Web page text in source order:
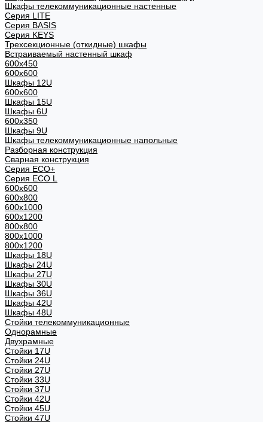
Шкафы телекоммуникационные настенные
Cерия LITE
Cерия BASIS
Cерия KEYS
Трехсекционные (откидные) шкафы
Встраиваемый настенный шкаф
600x450
600x600
Шкафы 12U
600x600
Шкафы 15U
Шкафы 6U
600x350
Шкафы 9U
Шкафы телекоммуникационные напольные
Разборная конструкция
Сварная конструкция
Серия ECO+
Серия ECO L
600x600
600x800
600х1000
600х1200
800x800
800х1000
800х1200
Шкафы 18U
Шкафы 24U
Шкафы 27U
Шкафы 30U
Шкафы 36U
Шкафы 42U
Шкафы 48U
Стойки телекоммуникационные
Однорамные
Двухрамные
Стойки 17U
Стойки 24U
Стойки 27U
Стойки 33U
Стойки 37U
Стойки 42U
Стойки 45U
Стойки 47U